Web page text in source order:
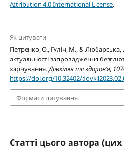
Attribution 4.0 International License.
Як цитувати
Петренко, О., Гуліч, М., & Любарська,
актуальності запровадження
харчування.Довкілля та здоров’я, 107
https://doi.org/10.32402/
Формати цитування
Статті цього автора (цих